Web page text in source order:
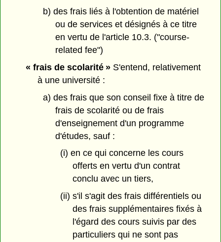
b) des frais liés à l'obtention de matériel
ou de services et désignés à ce titre
en vertu de l'article 10.3. ("course-
related fee")
« frais de scolarité »S'entend, relativement
à une université :
a) des frais que son conseil fixe à titre de
frais de scolarité ou de frais
d'enseignement d'un programme
d'études, sauf :
(i) en ce qui concerne les cours
offerts en vertu d'un contrat
conclu avec un tiers,
(ii) s'il s'agit des frais différentiels ou
des frais supplémentaires fixés à
l'égard des cours suivis par des
particuliers qui ne sont pas